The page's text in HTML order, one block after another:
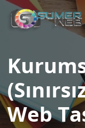
Web